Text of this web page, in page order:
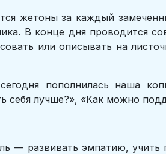
жетоны за каждый
В конце дня проводится
или описывать на
пополнилась наша
себя лучше?», «Как можно
— развивать эмпатию,